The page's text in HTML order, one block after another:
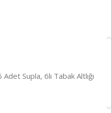
Supla, 6lı Tabak Altlığı